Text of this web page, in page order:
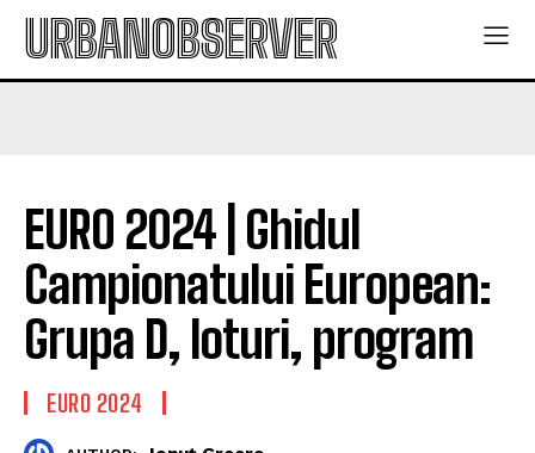
URBANOBSERVER
EURO 2024 | Ghidul
Campionatului European:
Grupa D, loturi, program
EURO 2024